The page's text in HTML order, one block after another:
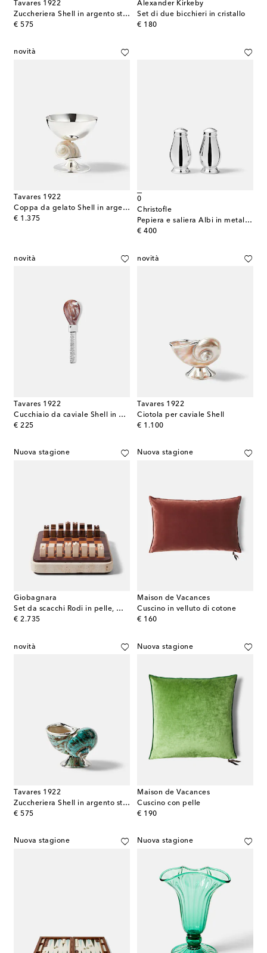
Tavares 1922
Zuccheriera Shell in argento sterling e conchiglia
€ 575
original price
Alexander Kirkeby
Set di due bicchieri in cristallo
€ 180
original price
novità
Tavares 1922
Coppa da gelato Shell in argento sterling
€ 1.375
original price
0
Christofle
Pepiera e saliera Albi in metallo placcato argento
€ 400
original price
novità
Tavares 1922
Cucchiaio da caviale Shell in argento sterling
€ 225
original price
novità
Tavares 1922
Ciotola per caviale Shell
€ 1.100
original price
Nuova stagione
Giobagnara
Set da scacchi Rodi in pelle, marmo e legno
€ 2.735
original price
Nuova stagione
Maison de Vacances
Cuscino in velluto di cotone
€ 160
original price
novità
Tavares 1922
Zuccheriera Shell in argento sterling
€ 575
original price
Nuova stagione
Maison de Vacances
Cuscino con pelle
€ 190
original price
Nuova stagione Nuova stagione